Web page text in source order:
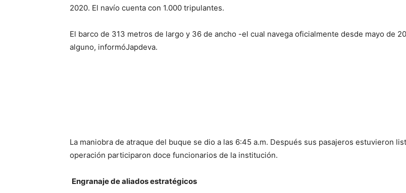
2020. El navío cuenta con 1.000 tripulantes.
El barco de 313 metros de largo y 36 de ancho -el cual navega oficialmente desde mayo de
alguno, informóJapdeva.
La maniobra de atraque del buque se dio a las 6:45 a.m. Después sus pasajeros estuvieron
operación participaron doce funcionarios de la institución.
Engranaje de aliados estratégicos